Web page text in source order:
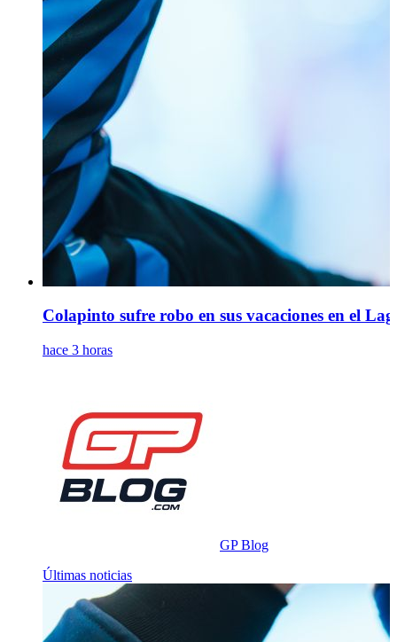
Colapinto sufre robo en sus vacaciones en el
hace 3 horas
GP Blog
Últimas noticias